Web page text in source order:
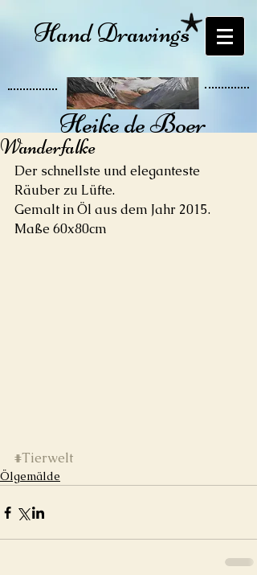
Heike de Boer
Hand Drawings
Öl auf Leinwand
Wanderfalke
Der schnellste und eleganteste
Räuber zu Lüfte.
Gemalt in Öl aus dem Jahr 2015.
Maße 60x80cm
#Tierwelt
Ölgemälde